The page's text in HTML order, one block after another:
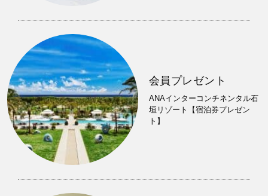
会員プレゼント
ANAインターコンチネンタル石
垣リゾート【宿泊券プレゼン
ト】